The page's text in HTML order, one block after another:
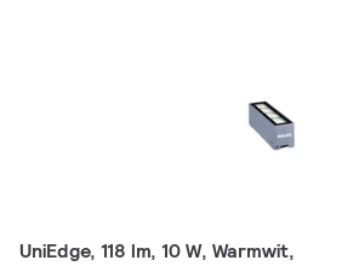
UniEdge, 118 lm, 10 W, Warmwit,